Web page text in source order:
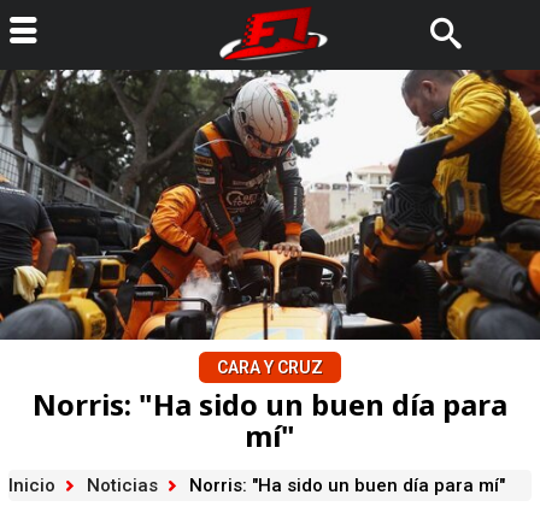
CARA Y CRUZ
Norris: "Ha sido un buen día para
mí"
Inicio Noticias Norris: "Ha sido un buen día para mí"